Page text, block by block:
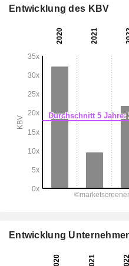
Entwicklung des KBV
Entwicklung